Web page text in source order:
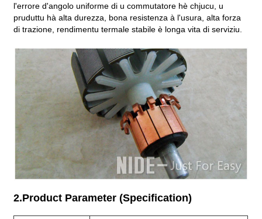
l'errore d'angolo uniforme di u commutatore hè chjucu, u
pruduttu hà alta durezza, bona resistenza à l'usura, alta forza
di trazione, rendimentu termale stabile è longa vita di serviziu.
2.Product Parameter (Specification)